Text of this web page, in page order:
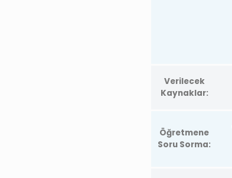
Verilecek
Kaynaklar:
Öğretmene
Soru Sorma: